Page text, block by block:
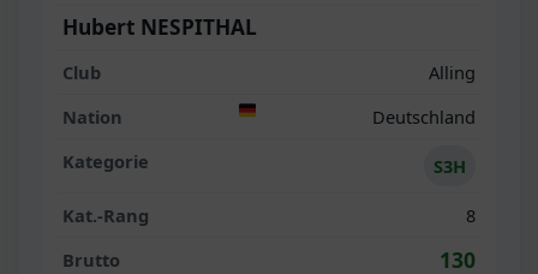
Hubert NESPITHAL
Alling
Deutschland
S3H
8
130